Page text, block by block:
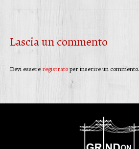
Lascia un commento
Devi essere registratoper inserire un commento.